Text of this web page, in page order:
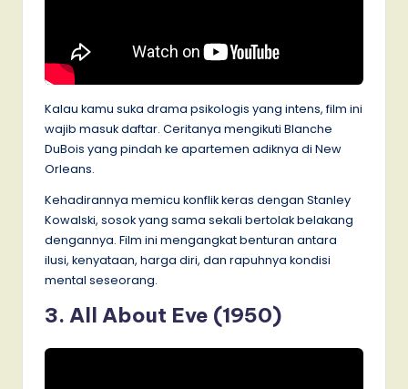
Kalau kamu suka drama psikologis yang intens, film ini
wajib masuk daftar. Ceritanya mengikuti Blanche
DuBois yang pindah ke apartemen adiknya di New
Orleans.
Kehadirannya memicu konflik keras dengan Stanley
Kowalski, sosok yang sama sekali bertolak belakang
dengannya. Film ini mengangkat benturan antara
ilusi, kenyataan, harga diri, dan rapuhnya kondisi
mental seseorang.
3. All About Eve (1950)